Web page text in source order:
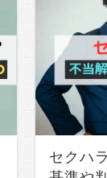
セクハ